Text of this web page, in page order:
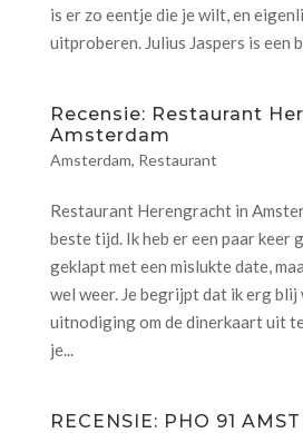
is er zo eentje die je wilt, en
uitproberen. Julius Jaspers is een
Recensie: Restaurant
Amsterdam
Amsterdam, Restaurant
Restaurant Herengracht in
beste tijd. Ik heb er een paar keer
geklapt met een mislukte date,
wel weer. Je begrijpt dat ik erg blij
uitnodiging om de dinerkaart uit
je...
RECENSIE: PHO 91